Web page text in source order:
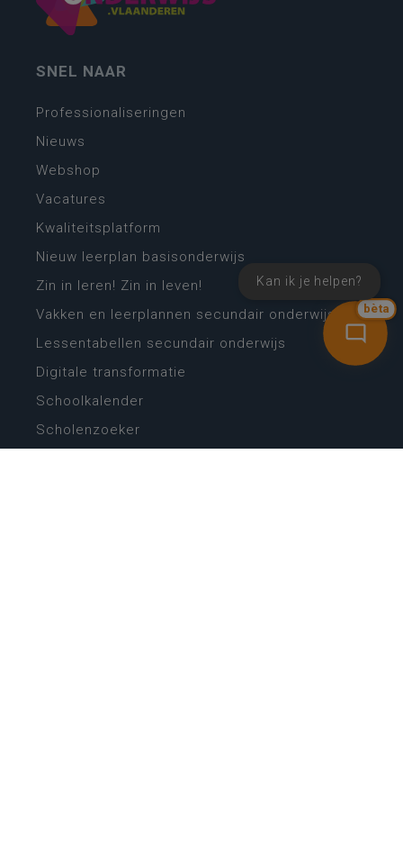
bèta
Kan ik je helpen?
SNEL NAAR
Professionaliseringen
Nieuws
Webshop
Vacatures
Kwaliteitsplatform
Nieuw leerplan basisonderwijs
Zin in leren! Zin in leven!
Vakken en leerplannen secundair onderwijs
Lessentabellen secundair onderwijs
Digitale transformatie
Schoolkalender
Scholenzoeker